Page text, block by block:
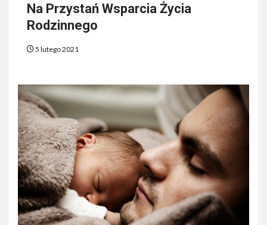
Na Przystań Wsparcia Życia
Rodzinnego
5 lutego 2021